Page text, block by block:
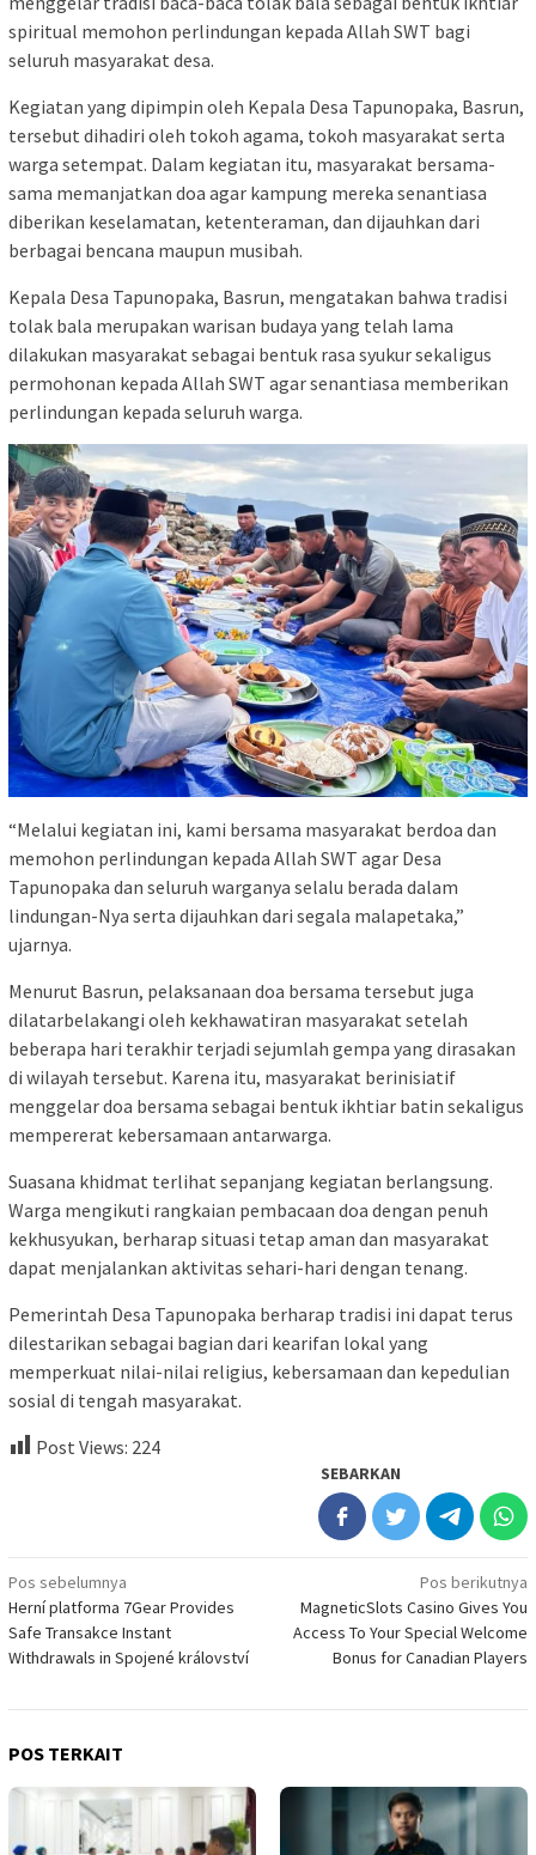
spiritual memohon perlindungan kepada Allah SWT bagi
seluruh masyarakat desa.
Kegiatan yang dipimpin oleh Kepala Desa Tapunopaka, Basrun,
tersebut dihadiri oleh tokoh agama, tokoh masyarakat serta
warga setempat. Dalam kegiatan itu, masyarakat bersama-
sama memanjatkan doa agar kampung mereka senantiasa
diberikan keselamatan, ketenteraman, dan dijauhkan dari
berbagai bencana maupun musibah.
Kepala Desa Tapunopaka, Basrun, mengatakan bahwa tradisi
tolak bala merupakan warisan budaya yang telah lama
dilakukan masyarakat sebagai bentuk rasa syukur sekaligus
permohonan kepada Allah SWT agar senantiasa memberikan
perlindungan kepada seluruh warga.
“Melalui kegiatan ini, kami bersama masyarakat berdoa dan
memohon perlindungan kepada Allah SWT agar Desa
Tapunopaka dan seluruh warganya selalu berada dalam
lindungan-Nya serta dijauhkan dari segala malapetaka,”
ujarnya.
Menurut Basrun, pelaksanaan doa bersama tersebut juga
dilatarbelakangi oleh kekhawatiran masyarakat setelah
beberapa hari terakhir terjadi sejumlah gempa yang dirasakan
di wilayah tersebut. Karena itu, masyarakat berinisiatif
menggelar doa bersama sebagai bentuk ikhtiar batin sekaligus
mempererat kebersamaan antarwarga.
Suasana khidmat terlihat sepanjang kegiatan berlangsung.
Warga mengikuti rangkaian pembacaan doa dengan penuh
kekhusyukan, berharap situasi tetap aman dan masyarakat
dapat menjalankan aktivitas sehari-hari dengan tenang.
Pemerintah Desa Tapunopaka berharap tradisi ini dapat terus
dilestarikan sebagai bagian dari kearifan lokal yang
memperkuat nilai-nilai religius, kebersamaan dan kepedulian
sosial di tengah masyarakat.
Post Views: 224
SEBARKAN
Navigasi
pos
Pos sebelumnya
Herní platforma 7Gear Provides
Safe Transakce Instant
Withdrawals in Spojené království
Pos berikutnya
MagneticSlots Casino Gives You
Access To Your Special Welcome
Bonus for Canadian Players
POS TERKAIT